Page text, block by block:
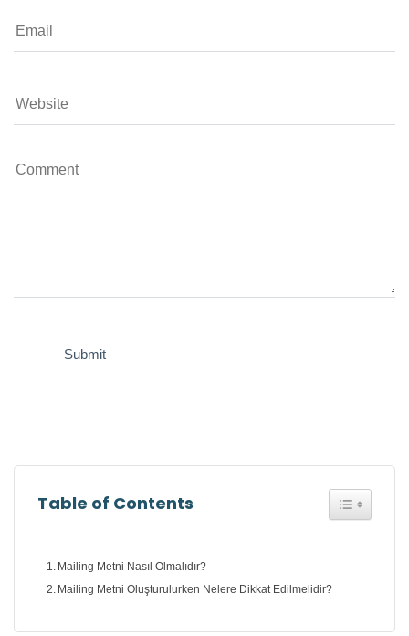
Table of Contents Toggle
Mailing Metni Nasıl Olmalıdır?
Mailing Metni Oluşturulurken Nelere Dikkat Edilmelidir?